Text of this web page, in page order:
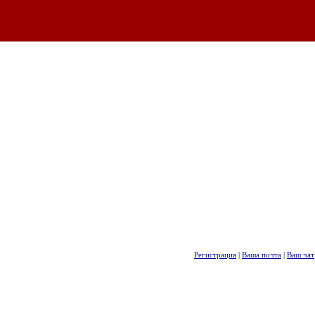
Регистрация | Ваша почта | Ваш чат